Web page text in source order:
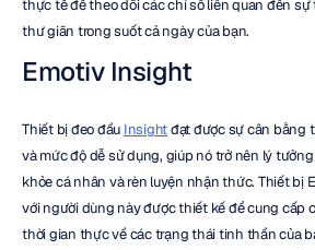
thực tế để theo dõi các chỉ số liên quan đến
thư giãn trong suốt cả ngày của bạn.
Emotiv Insight
Thiết bị đeo đầu Insight đạt được sự cân bằng
và mức độ dễ sử dụng, giúp nó trở nên lý
khỏe cá nhân và rèn luyện nhận thức. Thiết bị
với người dùng này được thiết kế để cung cấp
thời gian thực về các trạng thái tinh thần của